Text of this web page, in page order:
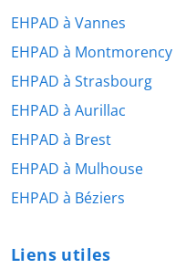
EHPAD à Vannes
EHPAD à Montmorency
EHPAD à Strasbourg
EHPAD à Aurillac
EHPAD à Brest
EHPAD à Mulhouse
EHPAD à Béziers
Liens utiles